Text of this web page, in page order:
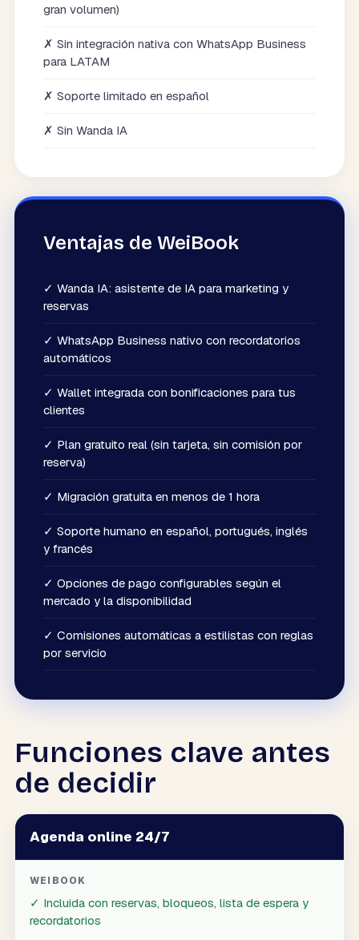
gran volumen)
✗ Sin integración nativa con WhatsApp Business
para LATAM
✗ Soporte limitado en español
✗ Sin Wanda IA
Ventajas de WeiBook
✓ Wanda IA: asistente de IA para marketing y
reservas
✓ WhatsApp Business nativo con recordatorios
automáticos
✓ Wallet integrada con bonificaciones para tus
clientes
✓ Plan gratuito real (sin tarjeta, sin comisión por
reserva)
✓ Migración gratuita en menos de 1 hora
✓ Soporte humano en español, portugués, inglés
y francés
✓ Opciones de pago configurables según el
mercado y la disponibilidad
✓ Comisiones automáticas a estilistas con reglas
por servicio
Funciones clave antes
de decidir
Agenda online 24/7
WEIBOOK
✓ Incluida con reservas, bloqueos, lista de espera y
recordatorios